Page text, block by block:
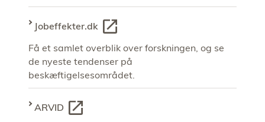
Jobeffekter.dk
Få et samlet overblik over forskningen, og se
de nyeste tendenser på
beskæftigelsesområdet.
ARVID